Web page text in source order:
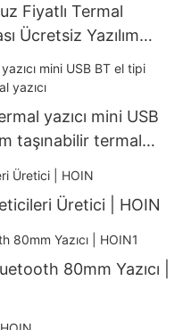
Fiyatlı Termal
Ücretsiz Yazılım
yazıcı mini USB
taşınabilir termal
Üretici | HOIN
80mm Yazıcı |